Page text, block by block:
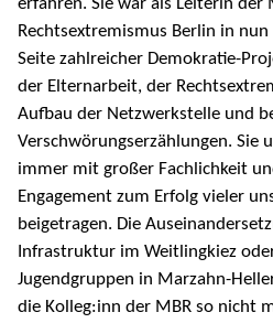
Rechtsextremismus Berlin in
Seite zahlreicher Demokratie-
der Elternarbeit, der
Aufbau der Netzwerkstelle und
Verschwörungserzählungen. Sie
immer mit großer Fachlichkeit
Engagement zum Erfolg vieler
beigetragen. Die
Infrastruktur im Weitlingkiez
Jugendgruppen in Marzahn-
die Kolleg:inn der MBR so nicht